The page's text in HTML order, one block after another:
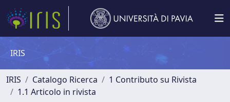
IRIS
IRIS Catalogo Ricerca
1 Contributo su Rivista
1.1 Articolo in rivista